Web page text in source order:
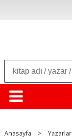
Anasayfa > Yazarlar